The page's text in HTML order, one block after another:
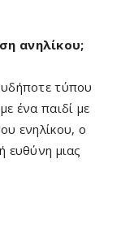
ανηλίκου;
τύπου
ένα παιδί με
ενηλίκου, ο
ευθύνη μιας